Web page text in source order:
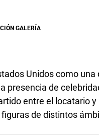
GALERÍA
Unidos como
presencia de
entre el locatario
de distintos